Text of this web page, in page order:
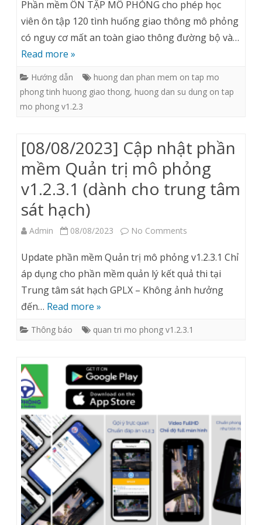
dẫn
sử
phần
TẬP
MÔ
PHỎNG
GIAO
THÔNG
Phần mềm ÔN TẬP MÔ PHỎNG cho phép học
viên ôn tập 120 tình huống giao thông mô phỏng
có nguy cơ mất an toàn giao thông đường bộ và…
Read more »
Hướng dẫn
huong dan phan mem on tap mo
phong tinh huong giao thong, huong dan su dung on tap
mo phong v1.2.3
[08/08/2023] Cập nhật phần
mềm Quản trị mô phỏng
v1.2.3.1 (dành cho trung tâm
sát hạch)
Admin 08/08/2023 No Comments
Cập
nhật
mềm
phỏng
v1.2.3.1
(dành
cho
trung
tâm
Update phần mềm Quản trị mô phỏng v1.2.3.1 Chỉ
áp dụng cho phần mềm quản lý kết quả thi tại
Trung tâm sát hạch GPLX – Không ảnh hưởng
đến… Read more »
Thông báo quan tri mo phong v1.2.3.1